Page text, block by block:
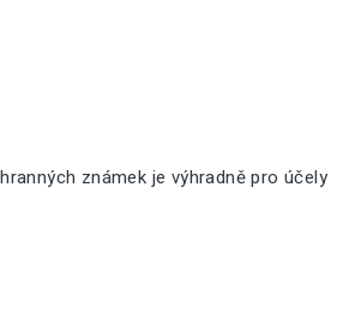
známek je výhradně pro účely